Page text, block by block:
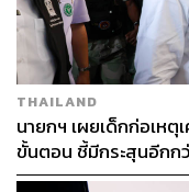
THAILAND
นายกฯ เผยเด็กก่อเหตุ
ขั้นตอน ชี้มีกระสุนอีกก
สูญเสียเพิ่ม